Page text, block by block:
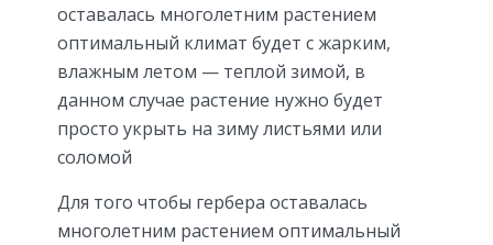
оставалась многолетним растением
оптимальный климат будет с жарким,
влажным летом — теплой зимой, в
данном случае растение нужно будет
просто укрыть на зиму листьями или
соломой
Для того чтобы гербера оставалась
многолетним растением оптимальный